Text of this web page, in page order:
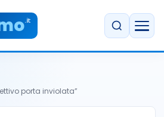
.it
porta inviolata”